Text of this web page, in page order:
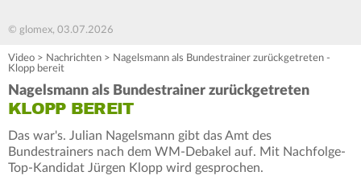
© glomex, 03.07.2026
Video > Nachrichten > Nagelsmann als Bundestrainer zurückgetreten -
Klopp bereit
Nagelsmann als Bundestrainer zurückgetreten
KLOPP BEREIT
Das war's. Julian Nagelsmann gibt das Amt des
Bundestrainers nach dem WM-Debakel auf. Mit Nachfolge-
Top-Kandidat Jürgen Klopp wird gesprochen.